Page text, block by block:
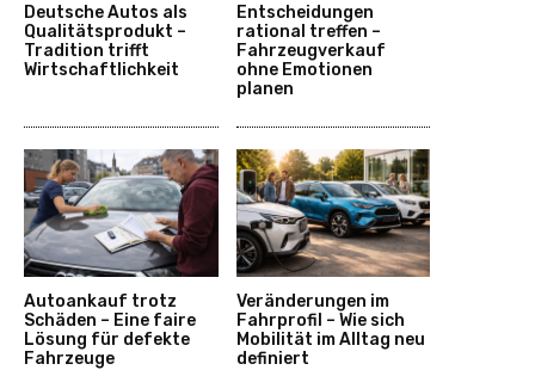
Deutsche Autos als
Qualitätsprodukt –
Tradition trifft
Wirtschaftlichkeit
Entscheidungen
rational treffen –
Fahrzeugverkauf
ohne Emotionen
planen
Autoankauf trotz
Schäden – Eine faire
Lösung für defekte
Fahrzeuge
Veränderungen im
Fahrprofil – Wie sich
Mobilität im Alltag neu
definiert